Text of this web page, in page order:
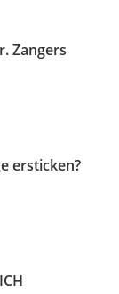
Zangers
ersticken?